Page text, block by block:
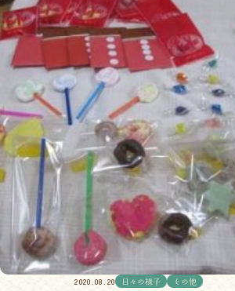
2020.08.20 日々の様子 その他